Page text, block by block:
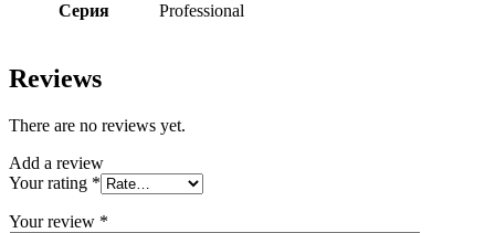
Серия Professional
Reviews
There are no reviews yet.
Add a review
Your rating *
Your review *